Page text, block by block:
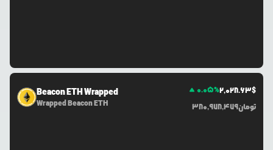
Beacon ETH Wrapped
Wrapped Beacon ETH
0.05%2,028.63$
380,978,479تومان